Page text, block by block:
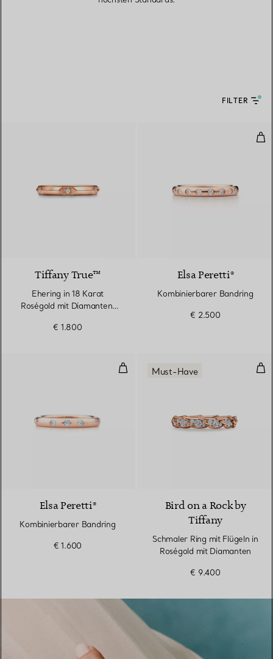
FILTER
Tiffany True™
Ehering in 18 Karat
Roségold mit Diamanten,
€ 1.800
Elsa Peretti®
Kombinierbarer Bandring
€ 2.500
Kombinierbarer Bandring
Elsa Peretti®
Kombinierbarer Bandring
€ 1.600
Must-Have
Bird on a Rock by
Tiffany
Schmaler Ring mit Flügeln in
Roségold mit Diamanten
€ 9.400